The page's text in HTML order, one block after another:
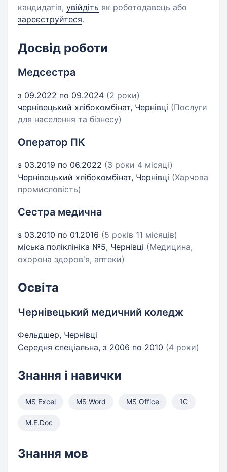
кандидатів, увійдіть як роботодавець або
зареєструйтеся.
Досвід роботи
Медсестра
з 09.2022 по 09.2024 (2 роки)
чернівецький хлібокомбінат, Чернівці (Послуги
для населення та бізнесу)
Оператор ПК
з 03.2019 по 06.2022 (3 роки 4 місяці)
Чернівецький хлібокомбінат, Чернівці (Харчова
промисловість)
Сестра медична
з 03.2010 по 01.2016 (5 років 11 місяців)
міська поліклініка №5, Чернівці (Медицина,
охорона здоров'я, аптеки)
Освіта
Чернівецький медичний коледж
Фельдшер, Чернівці
Середня спеціальна, з 2006 по 2010 (4 роки)
Знання і навички
MS Excel MS Word MS Office 1С
M.E.Doc
Знання мов